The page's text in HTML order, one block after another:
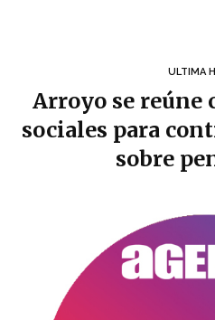
ULTIMA
Arroyo se reúne
sociales para
sobre